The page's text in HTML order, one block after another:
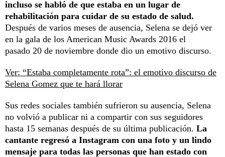
incluso se habló de que estaba en un lugar de
rehabilitación para cuidar de su estado de salud.
Después de varios meses de ausencia, Selena se dejó ver
en la gala de los American Music Awards 2016 el
pasado 20 de noviembre donde dio un emotivo discurso.
Ver: “Estaba completamente rota”: el emotivo discurso de
Selena Gomez que te hará llorar
Sus redes sociales también sufrieron su ausencia, Selena
no volvió a publicar ni a compartir con sus seguidores
hasta 15 semanas después de su última publicación. La
cantante regresó a Instagram con una foto y un lindo
mensaje para todas las personas que han estado con